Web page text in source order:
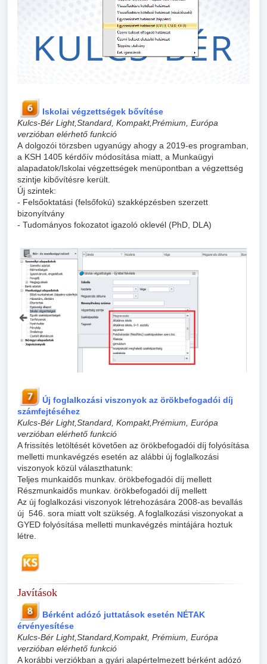
Iskolai végzettségek bővítése
Kulcs-Bér Light,Standard, Kompakt,Prémium, Európa
verzióban elérhető funkció
A dolgozói törzsben ugyanúgy ahogy a 2019-es programban,
a KSH 1405 kérdőív módosítása miatt, a Munkaügyi
alapadatok/Iskolai végzettségek menüpontban a végzettség
szintje kibővítésre került.
Új szintek:
- Felsőoktatási (felsőfokú) szakképzésben szerzett
bizonyítvány
- Tudományos fokozatot igazoló oklevél (PhD, DLA)
Új foglalkozási viszonyok az örökbefogadói díj
számfejtéséhez
Kulcs-Bér Light,Standard, Kompakt,Prémium, Európa
verzióban elérhető funkció
A frissítés letöltését követően az örökbefogadói díj folyósítása
melletti munkavégzés esetén az alábbi új foglalkozási
viszonyok közül választhatunk:
Teljes munkaidős munkav. örökbefogadói díj mellett
Részmunkaidős munkav. örökbefogadói díj mellett
Az új foglalkozási viszonyok létrehozására 2008-as bevallás
új 546. sora miatt volt szükség. A foglalkozási viszonyokat a
GYED folyósítása melletti munkavégzés mintájára hoztuk
létre.
Javítások
Bérként adózó juttatások esetén NÉTAK
érvényesítése
Kulcs-Bér Light,Standard,Kompakt, Prémium, Európa
verzióban elérhető funkció
A korábbi verziókban a gyári alapértelmezett bérként adózó